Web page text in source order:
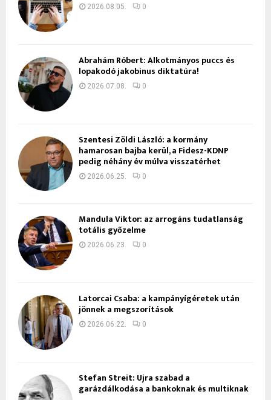
2026.08.05. 0
Ábrahám Róbert: Alkotmányos puccs és
lopakodó jakobinus diktatúra!
2026.07.08. 0
Szentesi Zöldi László: a kormány
hamarosan bajba kerül, a Fidesz-KDNP
pedig néhány év múlva visszatérhet
2026.06.25. 0
Mandula Viktor: az arrogáns tudatlanság
totális győzelme
2026.06.23. 0
Latorcai Csaba: a kampányígéretek után
jönnek a megszorítások
2026.06.22. 0
Stefan Streit: Újra szabad a
garázdálkodása a bankoknak és multiknak